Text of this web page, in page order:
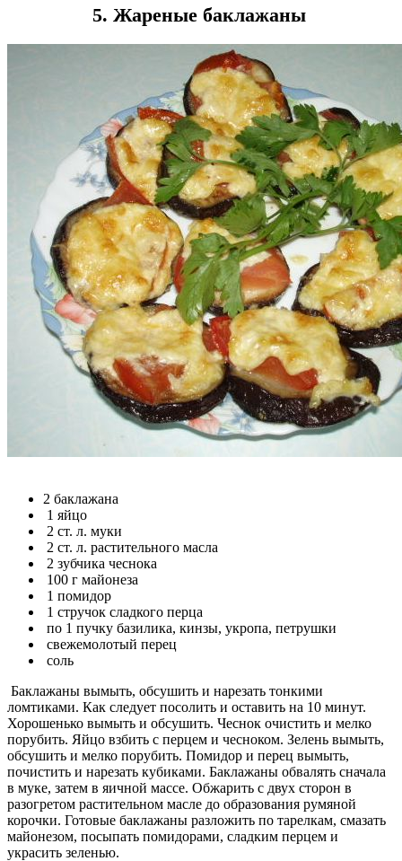
5. Жареные баклажаны
2 баклажана
1 яйцо
2 ст. л. муки
2 ст. л. растительного масла
2 зубчика чеснока
100 г майонеза
1 помидор
1 стручок сладкого перца
по 1 пучку базилика, кинзы, укропа, петрушки
свежемолотый перец
соль
Баклажаны вымыть, обсушить и нарезать тонкими
ломтиками. Как следует посолить и оставить на 10 минут.
Хорошенько вымыть и обсушить. Чеснок очистить и мелко
порубить. Яйцо взбить с перцем и чесноком. Зелень вымыть,
обсушить и мелко порубить. Помидор и перец вымыть,
почистить и нарезать кубиками. Баклажаны обвалять сначала
в муке, затем в яичной массе. Обжарить с двух сторон в
разогретом растительном масле до образования румяной
корочки. Готовые баклажаны разложить по тарелкам, смазать
майонезом, посыпать помидорами, сладким перцем и
украсить зеленью.